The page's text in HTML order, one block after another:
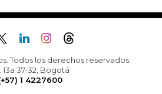
Todos los derechos reservados.
13a 37-32, Bogotá
1 4227600